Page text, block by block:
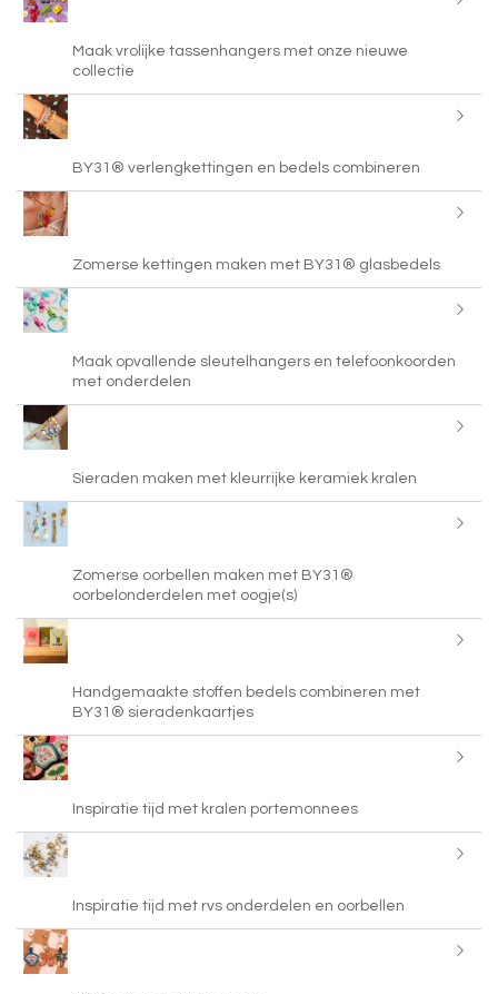
Maak vrolijke tassenhangers met onze nieuwe
collectie
BY31® verlengkettingen en bedels combineren
Zomerse kettingen maken met BY31® glasbedels
Maak opvallende sleutelhangers en telefoonkoorden
met onderdelen
Sieraden maken met kleurrijke keramiek kralen
Zomerse oorbellen maken met BY31®
oorbelonderdelen met oogje(s)
Handgemaakte stoffen bedels combineren met
BY31® sieradenkaartjes
Inspiratie tijd met kralen portemonnees
Inspiratie tijd met rvs onderdelen en oorbellen